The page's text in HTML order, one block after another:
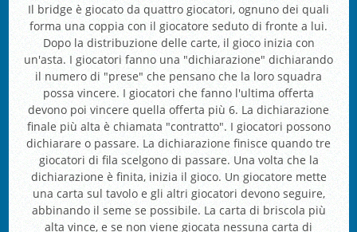
Il bridge è giocato da quattro giocatori, ognuno dei quali
forma una coppia con il giocatore seduto di fronte a lui.
Dopo la distribuzione delle carte, il gioco inizia con
un'asta. I giocatori fanno una "dichiarazione" dichiarando
il numero di "prese" che pensano che la loro squadra
possa vincere. I giocatori che fanno l'ultima offerta
devono poi vincere quella offerta più 6. La dichiarazione
finale più alta è chiamata "contratto". I giocatori possono
dichiarare o passare. La dichiarazione finisce quando tre
giocatori di fila scelgono di passare. Una volta che la
dichiarazione è finita, inizia il gioco. Un giocatore mette
una carta sul tavolo e gli altri giocatori devono seguire,
abbinando il seme se possibile. La carta di briscola più
alta vince, e se non viene giocata nessuna carta di